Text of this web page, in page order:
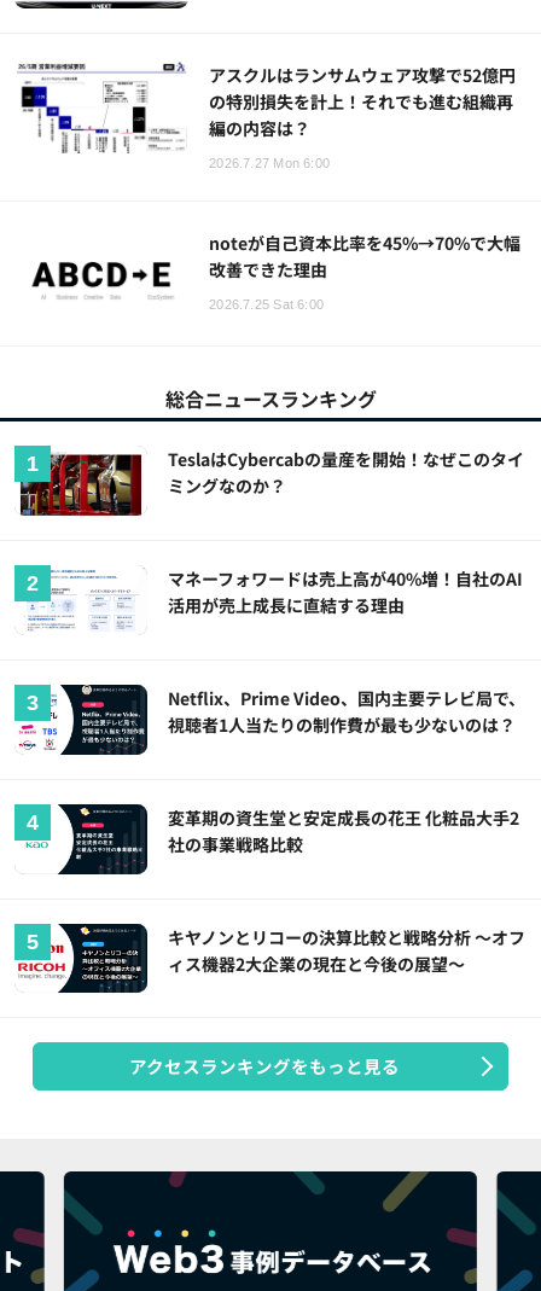
アスクルはランサムウェア攻撃で52億円
の特別損失を計上！それでも進む組織再
編の内容は？
2026.7.27 Mon 6:00
noteが自己資本比率を45%→70%で大幅
改善できた理由
2026.7.25 Sat 6:00
総合ニュースランキング
TeslaはCybercabの量産を開始！なぜこのタイ
ミングなのか？
マネーフォワードは売上高が40%増！自社のAI
活用が売上成長に直結する理由
Netflix、Prime Video、国内主要テレビ局で、
視聴者1人当たりの制作費が最も少ないのは？
変革期の資生堂と安定成長の花王 化粧品大手2
社の事業戦略比較
キヤノンとリコーの決算比較と戦略分析 ～オフ
ィス機器2大企業の現在と今後の展望～
アクセスランキングをもっと見る